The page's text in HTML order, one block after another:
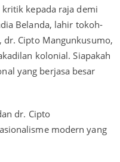
kepada raja demi
Belanda, lahir tokoh-
dr. Cipto Mangunkusumo,
kolonial. Siapakah
yang berjasa besar
dr. Cipto
modern yang